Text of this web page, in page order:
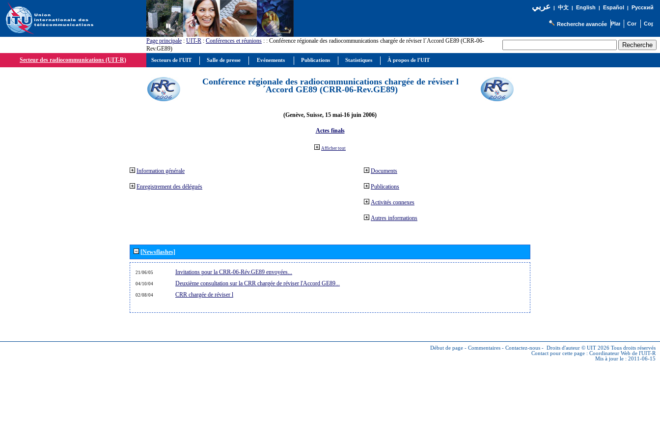
عربي| 中文| English | Español | Русский
Recherche avancée
Page principale : UIT-R : Conférences et réunions : : Conférence régionale des radiocommunications chargée de réviser l´Accord GE89 (CRR-06-
Rev.GE89)
Secteur des radiocommunications (UIT-R)
Conférence régionale des radiocommunications chargée de réviser l
´Accord GE89 (CRR-06-Rev.GE89)
(Genève, Suisse, 15 mai-16 juin 2006)
Actes finals
Afficher tout
Information générale
Enregistrement des délégués
Documents
Publications
Activités connexes
Autres informations
[Newsflashes]
21/06/05 Invitations pour la CRR-06-Rév.GE89 envoyées...
04/10/04 Deuxième consultation sur la CRR chargée de réviser l'Accord GE89...
02/08/04 CRR chargée de réviser l
Début de page - Commentaires - Contactez-nous - Droits d'auteur © UIT 2026 Tous droits réservés
Contact pour cette page : Coordinateur Web de l'UIT-R
Mis à jour le : 2011-06-15
Secteurs de l'UIT Salle de presse Evénements Publications Statistiques À propos de l'UIT